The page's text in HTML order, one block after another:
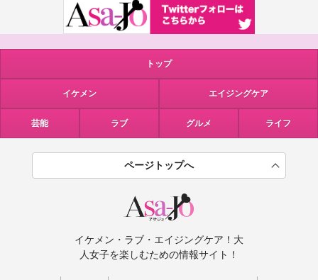
トップ
イケメン エイジングケア
芸能 ラブ グルメ ライフ
ページトップへ
イケメン・ラブ・エイジングケア！大
人女子を楽しむための情報サイト！